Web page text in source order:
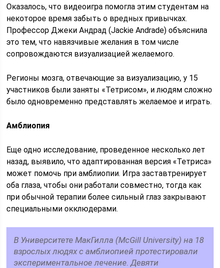
Оказалось, что видеоигра помогла этим студентам на
некоторое время забыть о вредных привычках.
Профессор Джеки Андрад (Jackie Andrade) объяснила
это тем, что навязчивые желания в том числе
сопровождаются визуализацией желаемого.
Регионы мозга, отвечающие за визуализацию, у 15
участников были заняты «Тетрисом», и людям сложно
было одновременно представлять желаемое и играть.
Амблиопия
Еще одно исследование, проведенное несколько лет
назад, выявило, что адаптированная версия «Тетриса»
может помочь при амблиопии. Игра заставтренирует
оба глаза, чтобы они работали совместно, тогда как
при обычной терапии более сильный глаз закрывают
специальными окклюдерами.
В Университете МакГилла (McGill University) на 18
взрослых людях с амблиопией протестировали
экспериментальное лечение. Девяти